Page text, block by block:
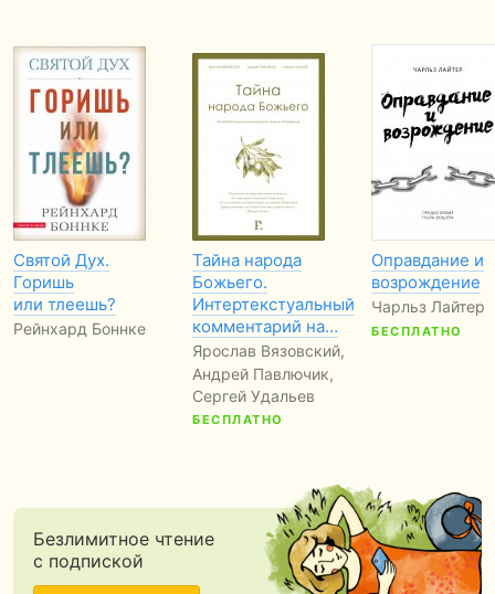
Святой Дух.
Горишь
или тлеешь?
Рейнхард Боннке
Тайна народа
Божьего.
Интертекстуальный
комментарий на…
Ярослав Вязовский,
Андрей Павлючик,
Сергей Удальев
БЕСПЛАТНО
Оправдание и
возрождение
Чарльз Лайтер
БЕСПЛАТНО
Безлимитное чтение
с подпиской